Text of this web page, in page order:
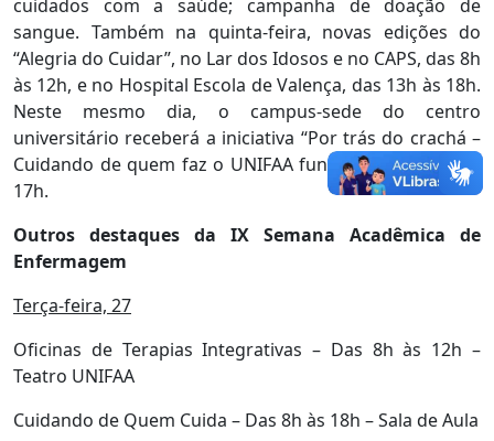
cuidados com a saúde; campanha de doação de
sangue. Também na quinta-feira, novas edições do
“Alegria do Cuidar”, no Lar dos Idosos e no CAPS, das 8h
às 12h, e no Hospital Escola de Valença, das 13h às 18h.
Neste mesmo dia, o campus-sede do centro
universitário receberá a iniciativa “Por trás do crachá –
Cuidando de quem faz o UNIFAA funcionar”, das 8h às
17h.
Outros destaques da IX Semana Acadêmica de
Enfermagem
Terça-feira, 27
Oficinas de Terapias Integrativas – Das 8h às 12h –
Teatro UNIFAA
Cuidando de Quem Cuida – Das 8h às 18h – Sala de Aula